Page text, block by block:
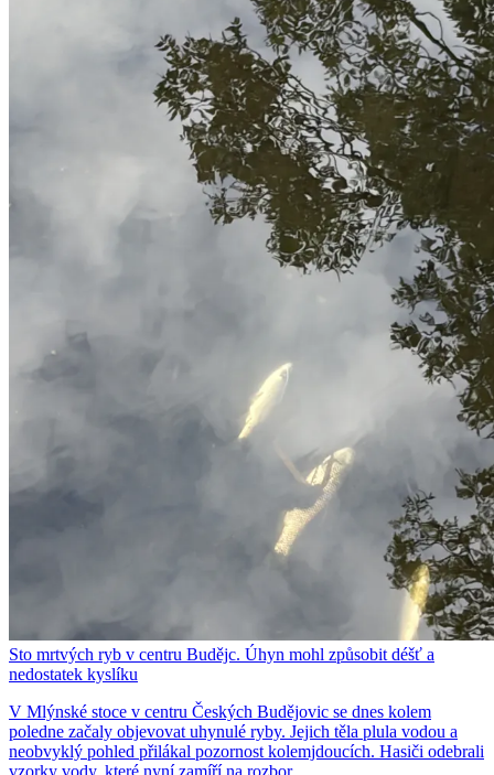
Sto mrtvých ryb v centru Budějc. Úhyn mohl způsobit déšť a
nedostatek kyslíku
V Mlýnské stoce v centru Českých Budějovic se dnes kolem
poledne začaly objevovat uhynulé ryby. Jejich těla plula vodou a
neobvyklý pohled přilákal pozornost kolemjdoucích. Hasiči odebrali